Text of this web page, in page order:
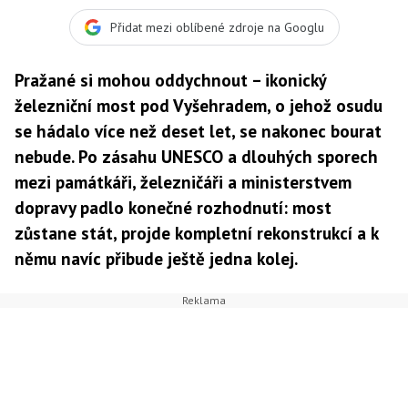
Přidat mezi oblíbené zdroje na Googlu
Pražané si mohou oddychnout – ikonický
železniční most pod Vyšehradem, o jehož osudu
se hádalo více než deset let, se nakonec bourat
nebude. Po zásahu UNESCO a dlouhých sporech
mezi památkáři, železničáři a ministerstvem
dopravy padlo konečné rozhodnutí: most
zůstane stát, projde kompletní rekonstrukcí a k
němu navíc přibude ještě jedna kolej.